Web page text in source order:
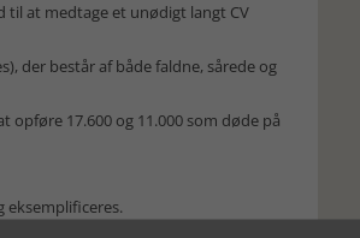
at medtage et unødigt langt CV
der består af både faldne, sårede og
opføre 17.600 og 11.000 som døde på
eksemplificeres.